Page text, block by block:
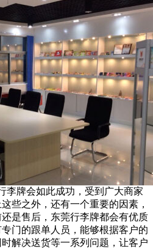
李牌会如此成功，受到广大商家
些之外，还有一个重要的因素，
是售后，东莞行李牌都会有优质
门的跟单人员，能够根据客户的
解决送货等一系列问题，让客户